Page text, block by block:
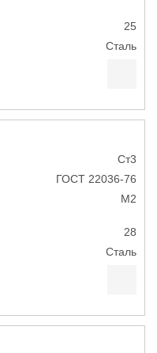
25
Сталь
Ст3
ГОСТ 22036-76
М2
28
Сталь